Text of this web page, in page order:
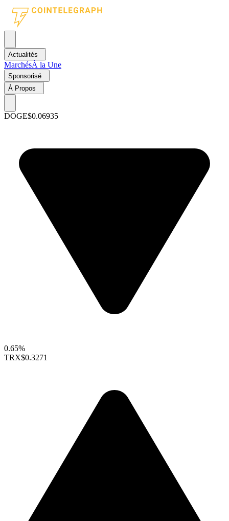
Actualités
MarchésÀ la Une
Sponsorisé
À Propos
DOGE$0.06935
0.65%
TRX$0.3271